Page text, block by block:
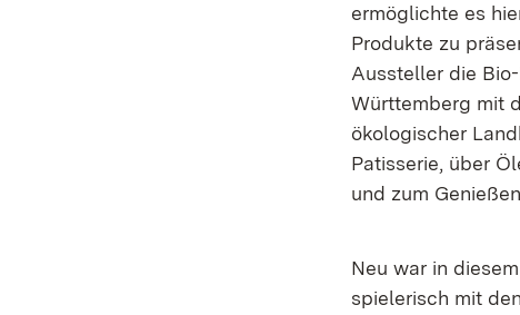
ermöglichte es
Produkte zu
Aussteller die
Württemberg mit
ökologischer
Patisserie, über
und zum
Neu war in
spielerisch mit